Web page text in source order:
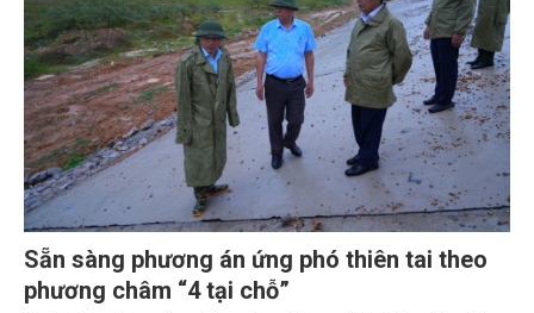
Sẵn sàng phương án ứng phó thiên tai theo
phương châm “4 tại chỗ”